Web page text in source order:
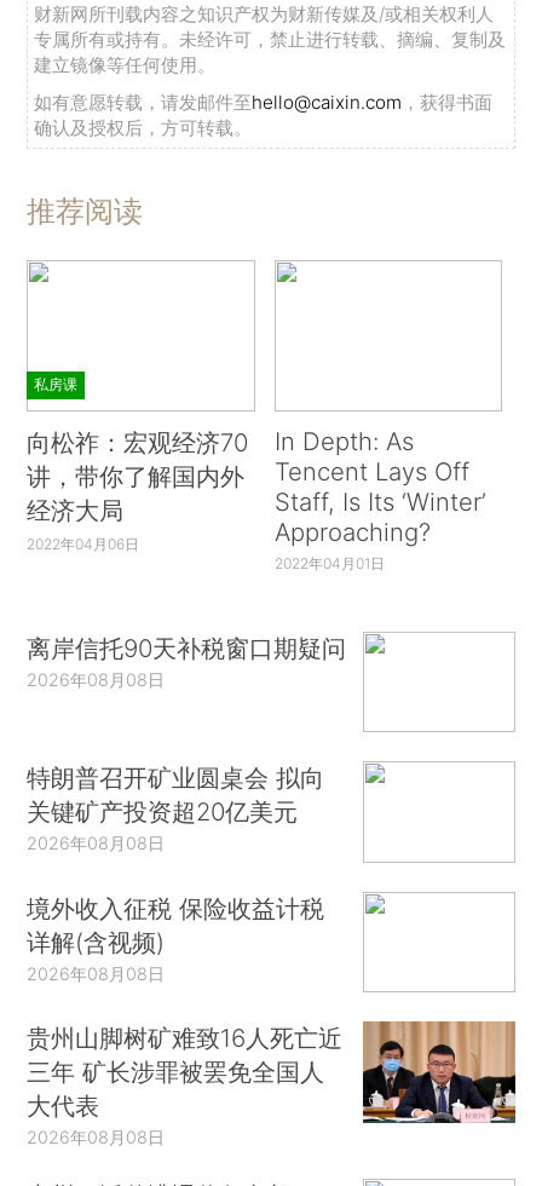
财新网所刊载内容之知识产权为财新传媒及/或相关权利人
专属所有或持有。未经许可，禁止进行转载、摘编、复制及
建立镜像等任何使用。
如有意愿转载，请发邮件至hello@caixin.com ，获得书面
确认及授权后，方可转载。
推荐阅读
私房课
向松祚：宏观经济70
讲，带你了解国内外
经济大局
2022年04月06日
In Depth: As
Tencent Lays Off
Staff, Is Its ‘Winter’
Approaching?
2022年04月01日
离岸信托90天补税窗口期疑问
2026年08月08日
特朗普召开矿业圆桌会 拟向
关键矿产投资超20亿美元
2026年08月08日
境外收入征税 保险收益计税
详解(含视频)
2026年08月08日
贵州山脚树矿难致16人死亡近
三年 矿长涉罪被罢免全国人
大代表
2026年08月08日